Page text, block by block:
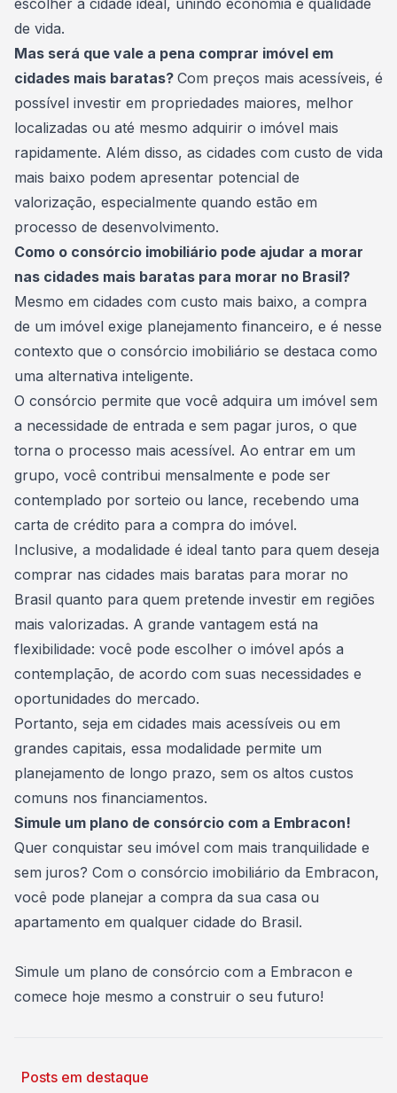
escolher a cidade ideal, unindo economia e qualidade
de vida.
Mas será que vale a pena comprar imóvel em
cidades mais baratas? Com preços mais acessíveis, é
possível investir em propriedades maiores, melhor
localizadas ou até mesmo adquirir o imóvel mais
rapidamente. Além disso, as cidades com custo de vida
mais baixo podem apresentar potencial de
valorização, especialmente quando estão em
processo de desenvolvimento.
Como o consórcio imobiliário pode ajudar a morar
nas cidades mais baratas para morar no Brasil?
Mesmo em cidades com custo mais baixo, a compra
de um imóvel exige planejamento financeiro, e é nesse
contexto que o consórcio imobiliário se destaca como
uma alternativa inteligente.
O consórcio permite que você adquira um imóvel sem
a necessidade de entrada e sem pagar juros, o que
torna o processo mais acessível. Ao entrar em um
grupo, você contribui mensalmente e pode ser
contemplado por sorteio ou lance, recebendo uma
carta de crédito para a compra do imóvel.
Inclusive, a modalidade é ideal tanto para quem deseja
comprar nas cidades mais baratas para morar no
Brasil quanto para quem pretende investir em regiões
mais valorizadas. A grande vantagem está na
flexibilidade: você pode escolher o imóvel após a
contemplação, de acordo com suas necessidades e
oportunidades do mercado.
Portanto, seja em cidades mais acessíveis ou em
grandes capitais, essa modalidade permite um
planejamento de longo prazo, sem os altos custos
comuns nos financiamentos.
Simule um plano de consórcio com a Embracon!
Quer conquistar seu imóvel com mais tranquilidade e
sem juros? Com o consórcio imobiliário da Embracon,
você pode planejar a compra da sua casa ou
apartamento em qualquer cidade do Brasil.
Simule um plano de consórcio com a Embracon e
comece hoje mesmo a construir o seu futuro!
Posts em destaque